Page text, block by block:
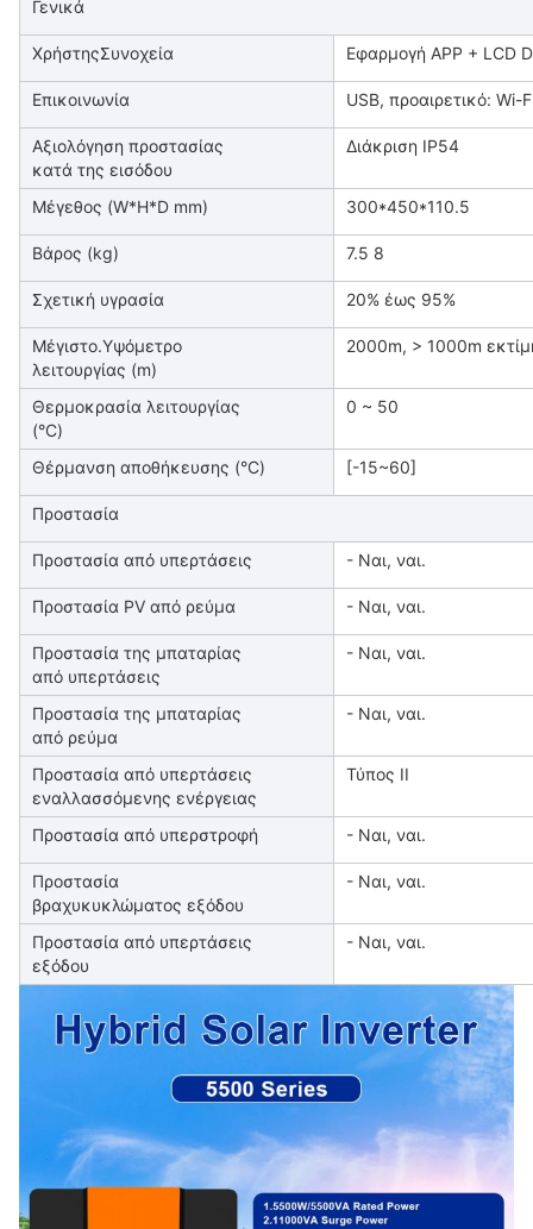
Γενικά
ΧρήστηςΣυνοχεία Εφαρμογή APP + LCD
Επικοινωνία USB, προαιρετικό:
Αξιολόγηση προστασίας
κατά της εισόδου
Διάκριση IP54
Μέγεθος (W*H*D mm) 300*450*110.5
Βάρος (kg) 7.5 8
Σχετική υγρασία 20% έως 95%
Μέγιστο.Υψόμετρο
λειτουργίας (m)
2000m, > 1000m
Θερμοκρασία λειτουργίας
(°C)
0 ~ 50
Θέρμανση αποθήκευσης (°C) [-15~60]
Προστασία
Προστασία από υπερτάσεις - Ναι, ναι.
Προστασία PV από ρεύμα - Ναι, ναι.
Προστασία της μπαταρίας
από υπερτάσεις
- Ναι, ναι.
Προστασία της μπαταρίας
από ρεύμα
- Ναι, ναι.
Προστασία από υπερτάσεις
εναλλασσόμενης ενέργειας
Τύπος ΙΙ
Προστασία από υπερστροφή - Ναι, ναι.
Προστασία
βραχυκυκλώματος εξόδου
- Ναι, ναι.
Προστασία από υπερτάσεις
εξόδου
- Ναι, ναι.